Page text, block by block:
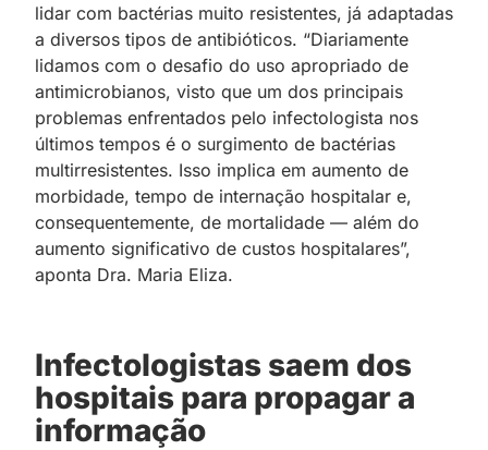
lidar com bactérias muito resistentes, já adaptadas
a diversos tipos de antibióticos. “Diariamente
lidamos com o desafio do uso apropriado de
antimicrobianos, visto que um dos principais
problemas enfrentados pelo infectologista nos
últimos tempos é o surgimento de bactérias
multirresistentes. Isso implica em aumento de
morbidade, tempo de internação hospitalar e,
consequentemente, de mortalidade — além do
aumento significativo de custos hospitalares”,
aponta Dra. Maria Eliza.
Infectologistas saem dos
hospitais para propagar a
informação